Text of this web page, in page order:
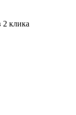
2 клика